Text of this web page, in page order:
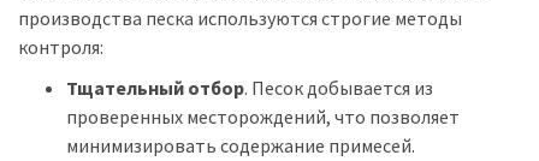
производства песка используются строгие методы
контроля:
Тщательный отбор. Песок добывается из
проверенных месторождений, что позволяет
минимизировать содержание примесей.